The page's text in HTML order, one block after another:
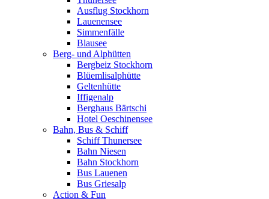
Ausflug Stockhorn
Lauenensee
Simmenfälle
Blausee
Berg- und Alphütten
Bergbeiz Stockhorn
Blüemlisalphütte
Geltenhütte
Iffigenalp
Berghaus Bärtschi
Hotel Oeschinensee
Bahn, Bus & Schiff
Schiff Thunersee
Bahn Niesen
Bahn Stockhorn
Bus Lauenen
Bus Griesalp
Action & Fun